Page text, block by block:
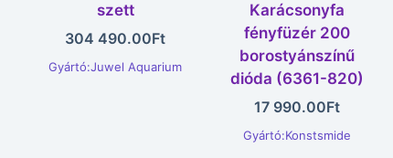
szett
304 490.00Ft
Gyártó:Juwel Aquarium
Karácsonyfa
fényfüzér 200
borostyánszínű
dióda (6361-820)
17 990.00Ft
Gyártó:Konstsmide